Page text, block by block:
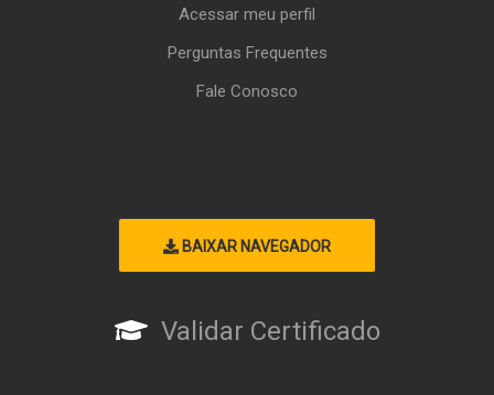
Acessar meu perfil
Perguntas Frequentes
Fale Conosco
BAIXAR NAVEGADOR
Validar Certificado